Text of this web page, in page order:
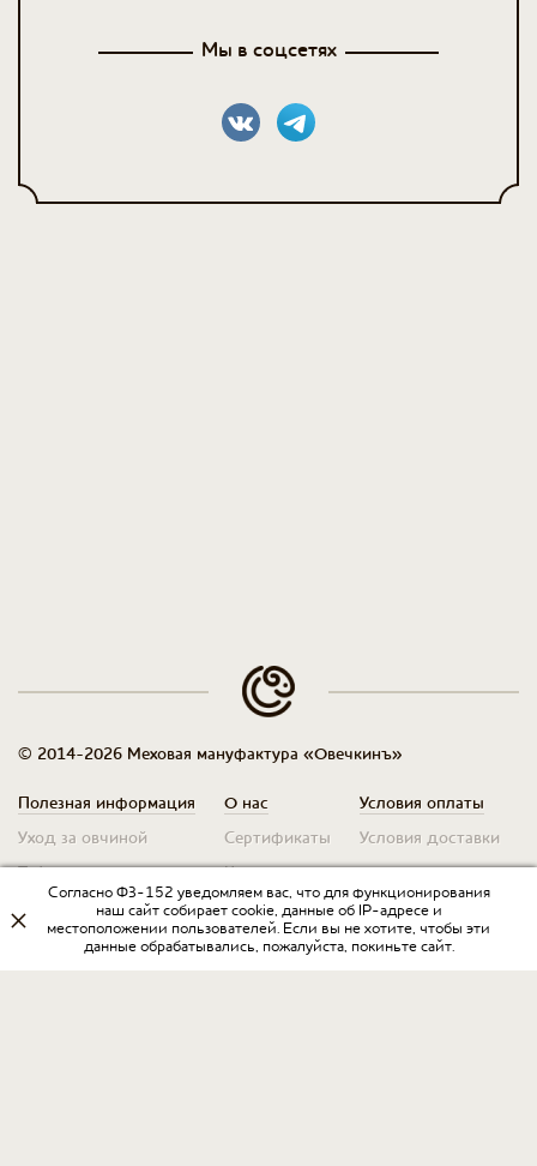
Мы в соцсетях
© 2014-2026 Меховая мануфактура «Овечкинъ»
Полезная информация
Уход за овчиной
Таблица размеров
О нас
Сертификаты
Контакты
Условия оплаты
Условия доставки
Оплата для юр. лиц
Условия возврата
Оптовикам
Договор оферты
Согласно ФЗ-152 уведомляем вас, что для функционирования
наш сайт собирает cookie, данные об IP-адресе и
местоположении пользователей. Если вы не хотите, чтобы эти
данные обрабатывались, пожалуйста, покиньте сайт.